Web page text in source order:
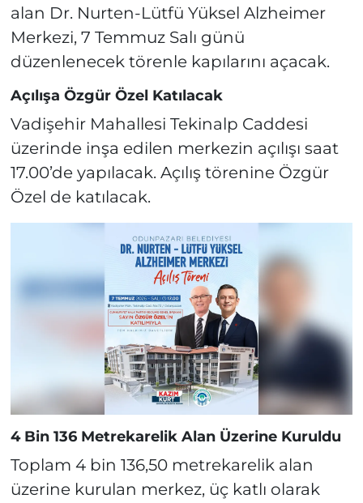
alan Dr. Nurten-Lütfü Yüksel Alzheimer
Merkezi, 7 Temmuz Salı günü
düzenlenecek törenle kapılarını açacak.
Açılışa Özgür Özel Katılacak
Vadişehir Mahallesi Tekinalp Caddesi
üzerinde inşa edilen merkezin açılışı saat
17.00’de yapılacak. Açılış törenine Özgür
Özel de katılacak.
4 Bin 136 Metrekarelik Alan Üzerine Kuruldu
Toplam 4 bin 136,50 metrekarelik alan
üzerine kurulan merkez, üç katlı olarak